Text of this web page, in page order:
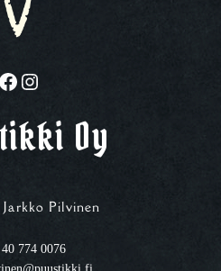
Facebook Instagram
Oy
Jarkko Pilvinen
774 0076